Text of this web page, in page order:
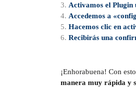
Activamos el Plugin
Accedemos a
Hacemos clic en
Recibirás una
¡Enhorabuena! Con
manera muy rápida y